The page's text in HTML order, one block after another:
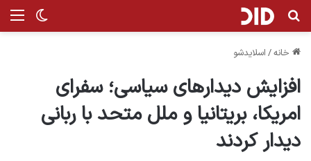
تغییر جستجو برای
خانه/ اسلایدشو
افزایش دیدارهای سیاسی؛ سفرای
امریکا، بریتانیا و ملل متحد با ربانی
دیدار کردند